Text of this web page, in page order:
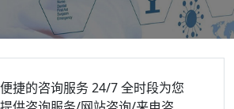
便捷的咨询服务24/7 全时段为您